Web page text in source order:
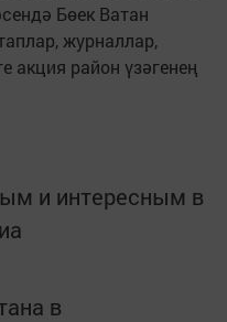
Бөек Ватан
журналлар,
акция район үзәгенең
и интересным в
в